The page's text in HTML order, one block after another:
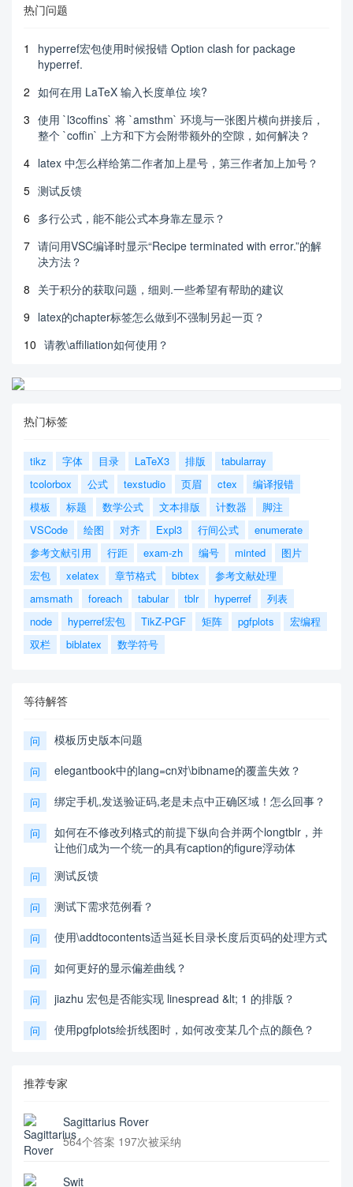
热门问题
1
hyperref宏包使用时候报错 Option clash for package
hyperref.
2 如何在用 LaTeX 输入长度单位 埃?
3 使用 `l3coffins` 将 `amsthm` 环境与一张图片横向拼接后，
整个 `coffin` 上方和下方会附带额外的空隙，如何解决？
4 latex 中怎么样给第二作者加上星号，第三作者加上加号？
5 测试反馈
6 多行公式，能不能公式本身靠左显示？
7 请问用VSC编译时显示“Recipe terminated with error.”的解
决方法？
8 关于积分的获取问题，细则.一些希望有帮助的建议
9 latex的chapter标签怎么做到不强制另起一页？
10 请教\affiliation如何使用？
热门标签
tikz 字体 目录 LaTeX3 排版
tabularray
tcolorbox
公式 texstudio 页眉 ctex
编译报错
模板
标题 数学公式 文本排版 计数器
脚注
VSCode
绘图 对齐 Expl3 行间公式
enumerate
参考文献引用
行距 exam-zh 编号 minted
图片
宏包
xelatex 章节格式 bibtex
参考文献处理
amsmath
foreach tabular tblr hyperref
列表
node
hyperref宏包 TikZ-PGF 矩阵 pgfplots
宏编程
双栏
biblatex 数学符号
等待解答
问 模板历史版本问题
问 elegantbook中的lang=cn对\bibname的覆盖失效？
问 绑定手机,发送验证码,老是未点中正确区域！怎么回事？
问
如何在不修改列格式的前提下纵向合并两个longtblr，并
让他们成为一个统一的具有caption的figure浮动体
问 测试反馈
问 测试下需求范例看？
问 使用\addtocontents适当延长目录长度后页码的处理方式
问 如何更好的显示偏差曲线？
问 jiazhu 宏包是否能实现 linespread &lt; 1 的排版？
问 使用pgfplots绘折线图时，如何改变某几个点的颜色？
推荐专家
Sagittarius Rover
564个答案 197次被采纳
Swit